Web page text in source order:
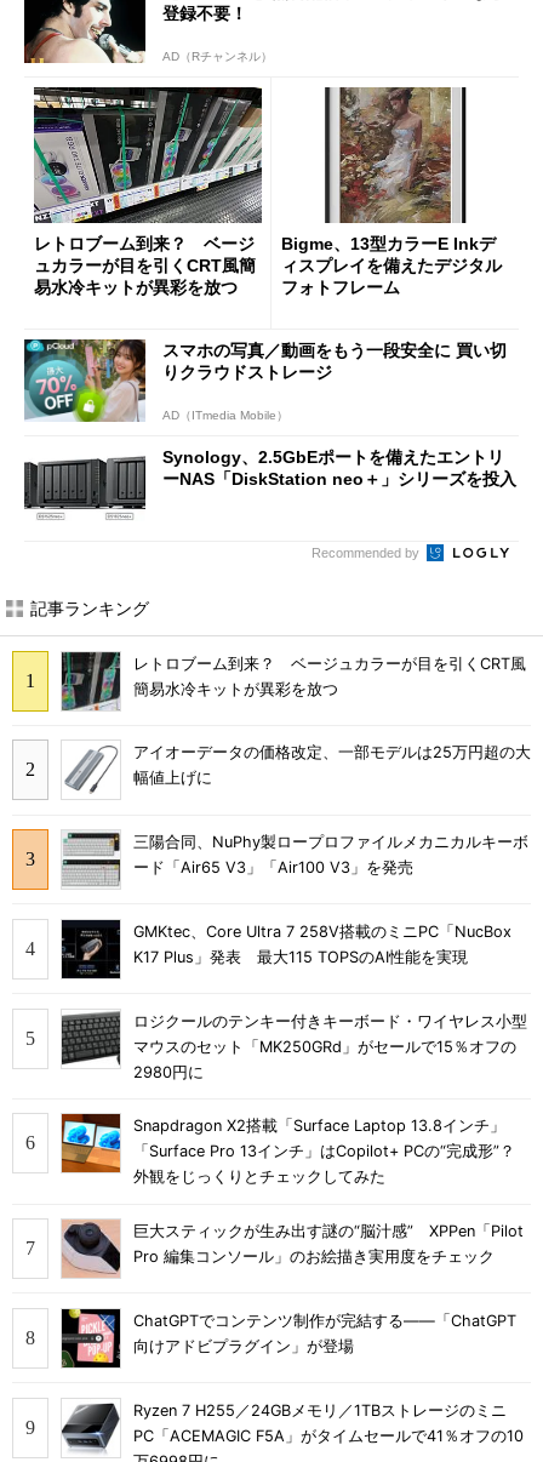
登録不要！
AD（Rチャンネル）
レトロブーム到来？ ベージ
ュカラーが目を引くCRT風簡
易水冷キットが異彩を放つ
Bigme、13型カラーE Inkデ
ィスプレイを備えたデジタル
フォトフレーム
スマホの写真／動画をもう一段安全に 買い切
りクラウドストレージ
AD（ITmedia Mobile）
Synology、2.5GbEポートを備えたエントリ
ーNAS「DiskStation neo＋」シリーズを投入
Recommended by
記事ランキング
レトロブーム到来？ ベージュカラーが目を引くCRT風
簡易水冷キットが異彩を放つ
アイオーデータの価格改定、一部モデルは25万円超の大
幅値上げに
三陽合同、NuPhy製ロープロファイルメカニカルキーボ
ード「Air65 V3」「Air100 V3」を発売
GMKtec、Core Ultra 7 258V搭載のミニPC「NucBox
K17 Plus」発表 最大115 TOPSのAI性能を実現
ロジクールのテンキー付きキーボード・ワイヤレス小型
マウスのセット「MK250GRd」がセールで15％オフの
2980円に
Snapdragon X2搭載「Surface Laptop 13.8インチ」
「Surface Pro 13インチ」はCopilot+ PCの“完成形”？
外観をじっくりとチェックしてみた
巨大スティックが生み出す謎の“脳汁感” XPPen「Pilot
Pro 編集コンソール」のお絵描き実用度をチェック
ChatGPTでコンテンツ制作が完結する――「ChatGPT
向けアドビプラグイン」が登場
Ryzen 7 H255／24GBメモリ／1TBストレージのミニ
PC「ACEMAGIC F5A」がタイムセールで41％オフの10